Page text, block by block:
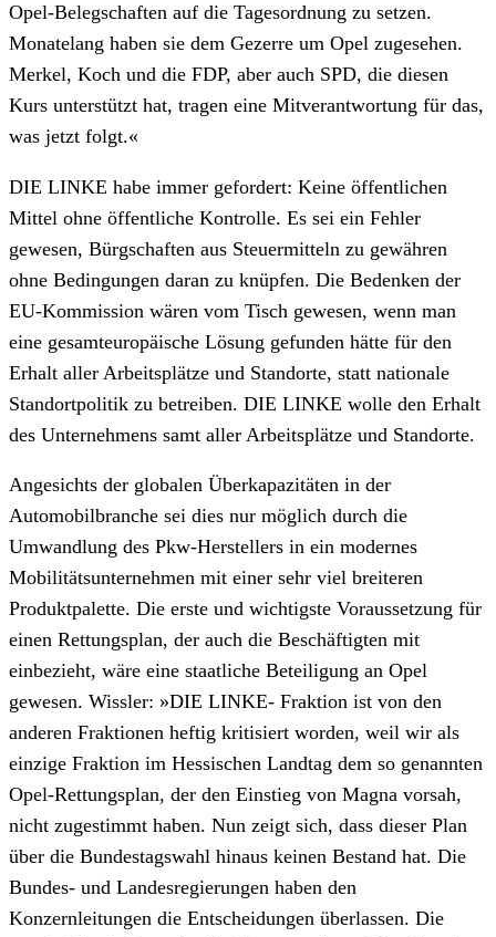
Opel-Belegschaften auf die Tagesordnung zu setzen.
Monatelang haben sie dem Gezerre um Opel zugesehen.
Merkel, Koch und die FDP, aber auch SPD, die diesen
Kurs unterstützt hat, tragen eine Mitverantwortung für das,
was jetzt folgt.«
DIE LINKE habe immer gefordert: Keine öffentlichen
Mittel ohne öffentliche Kontrolle. Es sei ein Fehler
gewesen, Bürgschaften aus Steuermitteln zu gewähren
ohne Bedingungen daran zu knüpfen. Die Bedenken der
EU-Kommission wären vom Tisch gewesen, wenn man
eine gesamteuropäische Lösung gefunden hätte für den
Erhalt aller Arbeitsplätze und Standorte, statt nationale
Standortpolitik zu betreiben. DIE LINKE wolle den Erhalt
des Unternehmens samt aller Arbeitsplätze und Standorte.
Angesichts der globalen Überkapazitäten in der
Automobilbranche sei dies nur möglich durch die
Umwandlung des Pkw-Herstellers in ein modernes
Mobilitätsunternehmen mit einer sehr viel breiteren
Produktpalette. Die erste und wichtigste Voraussetzung für
einen Rettungsplan, der auch die Beschäftigten mit
einbezieht, wäre eine staatliche Beteiligung an Opel
gewesen. Wissler: »DIE LINKE- Fraktion ist von den
anderen Fraktionen heftig kritisiert worden, weil wir als
einzige Fraktion im Hessischen Landtag dem so genannten
Opel-Rettungsplan, der den Einstieg von Magna vorsah,
nicht zugestimmt haben. Nun zeigt sich, dass dieser Plan
über die Bundestagswahl hinaus keinen Bestand hat. Die
Bundes- und Landesregierungen haben den
Konzernleitungen die Entscheidungen überlassen. Die